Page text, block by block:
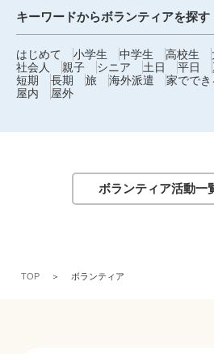
キーワードからボランティアを探す
はじめて 小学生 中学生 高校生
社会人
親子 シニア 土日 平日
短期
長期 旅 海外派遣 家ででき
屋内
屋外
ボランティア活動一
TOP ボランティア